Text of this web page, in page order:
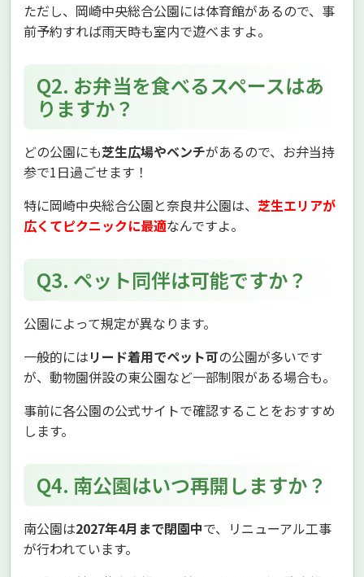
ただし、岡崎中央総合公園には体育館があるので、事
前予約すれば雨天時も室内で遊べますよ。
Q2. お弁当を食べるスペースはあ
りますか？
どの公園にも芝生広場やベンチがあるので、お弁当持
参で1日過ごせます！
特に岡崎中央総合公園と奈良井公園は、 芝生エリアが
広くてピクニックに最適なんですよ。
Q3. ペット同伴は可能ですか？
公園によって規定が異なります。
一般的にはリード着用でペット可の公園が多いです
が、動物園併設の東公園など一部制限がある場合も。
事前に各公園の公式サイトで確認することをおすすめ
します。
Q4. 南公園はいつ再開しますか？
南公園は2027年4月まで閉園中で、リニューアル工事
が行われています。